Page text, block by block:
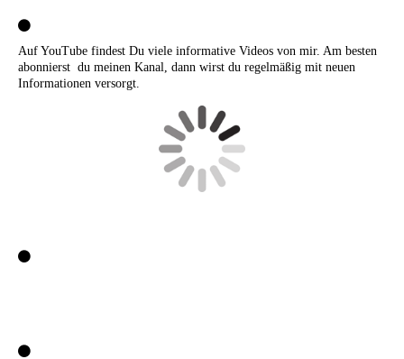
Auf YouTube findest Du viele informative Videos von mir. Am besten
abonnierst du meinen Kanal, dann wirst du regelmäßig mit neuen
Informationen versorgt.